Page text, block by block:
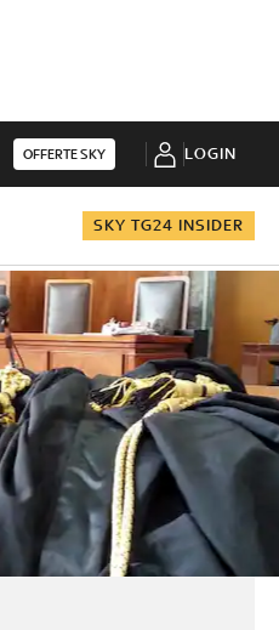
OFFERTE SKY LOGIN
SKY TG24 INSIDER